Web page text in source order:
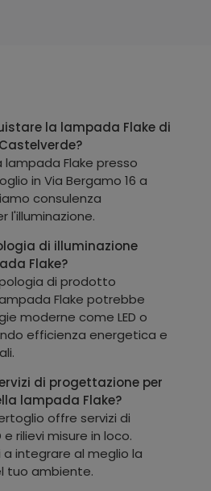
la lampada Flake di
lampada Flake presso
in Via Bergamo 16 a
consulenza
l'illuminazione.
di illuminazione
Flake?
di prodotto
Flake potrebbe
moderne come LED o
efficienza energetica e
di progettazione per
lampada Flake?
offre servizi di
rilievi misure in loco.
integrare al meglio la
tuo ambiente.